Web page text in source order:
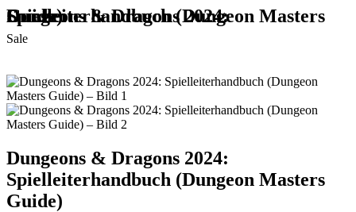
Dungeons & Dragons 2024: Spielleiterhandbuch (Dungeon Masters Guide)
Sale
Dungeons & Dragons 2024:
Spielleiterhandbuch (Dungeon Masters
Guide)